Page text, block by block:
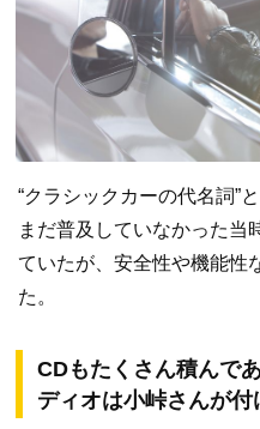
“クラシックカーの代名詞”
まだ普及していなかった当
ていたが、安全性や機能性
た。
CDもたくさん積んで
ディオは小峠さんが付